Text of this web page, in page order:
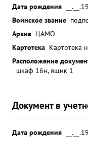
Дата рождения
Воинское звание
Архив ЦАМО
Картотека Картотека
Расположение
шкаф 16н, ящик 1
Документ в
Дата рождения